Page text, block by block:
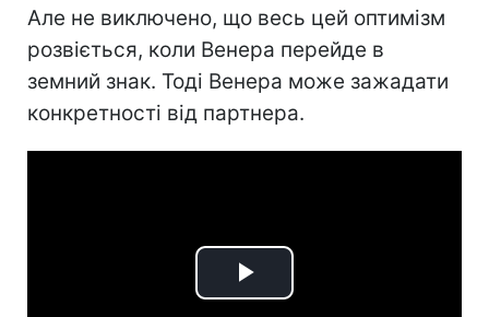
Але не виключено, що весь цей оптимізм
розвіється, коли Венера перейде в
земний знак. Тоді Венера може зажадати
конкретності від партнера.
Play